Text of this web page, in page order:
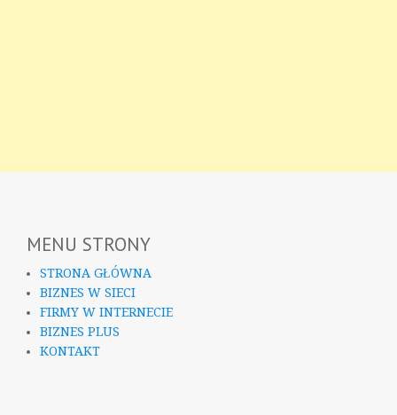
MENU STRONY
STRONA GŁÓWNA
BIZNES W SIECI
FIRMY W INTERNECIE
BIZNES PLUS
KONTAKT